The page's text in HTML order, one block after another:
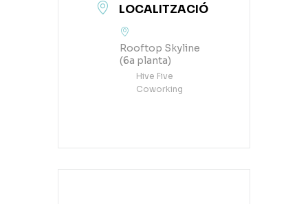
LOCALITZACIÓ
Rooftop Skyline
(6a planta)
Hive Five
Coworking